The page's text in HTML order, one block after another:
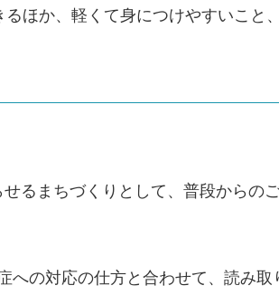
ほか、軽くて身につけやすいこと
るまちづくりとして、普段からの
の対応の仕方と合わせて、読み